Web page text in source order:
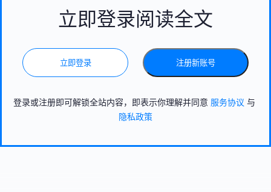
立即登录阅读全文
立即登录 注册新账号
登录或注册即可解锁全站内容，即表示你理解并同意 服务协议 与
隐私政策